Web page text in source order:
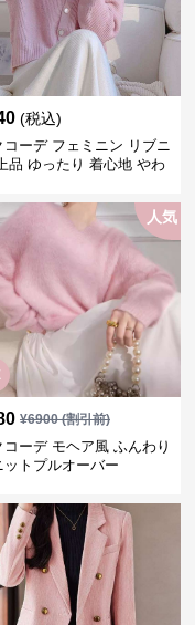
(税込)
コーデ フェミニン リブニ
品 ゆったり 着心地 やわ
ーディガン ピンクコーデ
人気
¥6900(割引前)
コーデ モヘア風 ふんわり
ットプルオーバー